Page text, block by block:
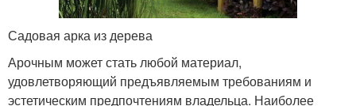
Садовая арка из дерева
Арочным может стать любой материал,
удовлетворяющий предъявляемым требованиям и
эстетическим предпочтениям владельца. Наиболее